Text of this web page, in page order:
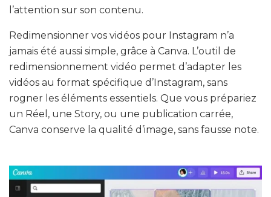
l’attention sur son contenu.
Redimensionner vos vidéos pour Instagram n’a
jamais été aussi simple, grâce à Canva. L’outil de
redimensionnement vidéo permet d’adapter les
vidéos au format spécifique d’Instagram, sans
rogner les éléments essentiels. Que vous prépariez
un Réel, une Story, ou une publication carrée,
Canva conserve la qualité d’image, sans fausse note.